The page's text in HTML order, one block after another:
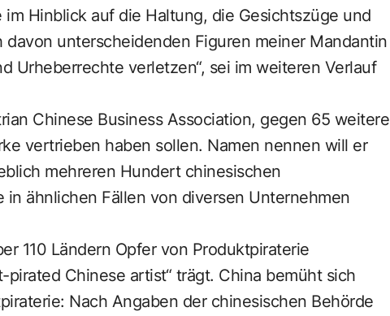
Hinblick auf die Haltung, die Gesichtszüge und
unterscheidenden Figuren meiner Mandantin
Urheberrechte verletzen“, sei im weiteren Verlauf
Chinese Business Association, gegen 65 weitere
vertrieben haben sollen. Namen nennen will er
mehreren Hundert chinesischen
ähnlichen Fällen von diversen Unternehmen
110 Ländern Opfer von Produktpiraterie
Chinese artist“ trägt. China bemüht sich
Nach Angaben der chinesischen Behörde